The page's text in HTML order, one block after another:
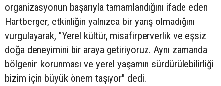
organizasyonun başarıyla tamamlandığını ifade eden
Hartberger, etkinliğin yalnızca bir yarış olmadığını
vurgulayarak, "Yerel kültür, misafirperverlik ve eşsiz
doğa deneyimini bir araya getiriyoruz. Aynı zamanda
bölgenin korunması ve yerel yaşamın sürdürülebilirliği
bizim için büyük önem taşıyor" dedi.